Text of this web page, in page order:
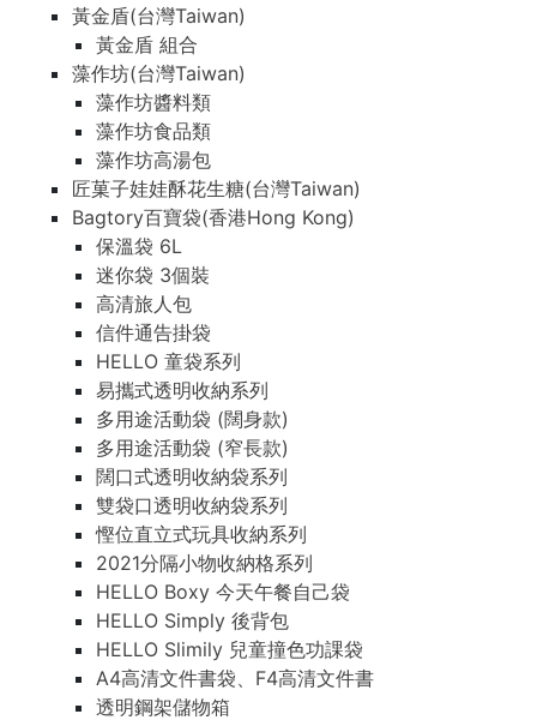
黃金盾(台灣Taiwan)
黃金盾 組合
藻作坊(台灣Taiwan)
藻作坊醬料類
藻作坊食品類
藻作坊高湯包
匠菓子娃娃酥花生糖(台灣Taiwan)
Bagtory百寶袋(香港Hong Kong)
保溫袋 6L
迷你袋 3個裝
高清旅人包
信件通告掛袋
HELLO 童袋系列
易攜式透明收納系列
多用途活動袋 (闊身款)
多用途活動袋 (窄長款)
闊口式透明收納袋系列
雙袋口透明收納袋系列
慳位直立式玩具收納系列
2021分隔小物收納格系列
HELLO Boxy 今天午餐自己袋
HELLO Simply 後背包
HELLO Slimily 兒童撞色功課袋
A4高清文件書袋、F4高清文件書
透明鋼架儲物箱